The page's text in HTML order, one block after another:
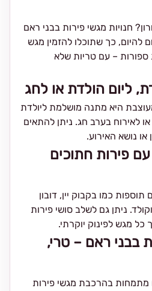
חנויות מגשי פירות בבני ראם
להיום, כך שתוכלו להזמין מגש
ספורות – עם טריות שלא
ליום הולדת או לחג
היא מתנה מושלמת ליולדת
לאירוח בערב חג. ניתן להתאים
נושא האירוע.
עם פירות חתוכים
כמו בקבוק יין, דובון
ניתן גם לשלב סושי פירות
כל מגש לפינוק יוקרתי.
בבני ראם – טרי,
מתמחות בהרכבת מגשי פירות